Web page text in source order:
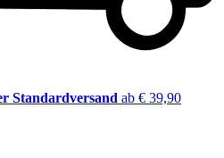
Standardversand ab € 39,90